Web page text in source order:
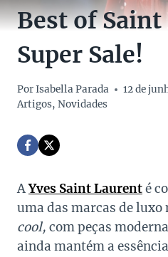
Best of
Super Sale!
PorIsabella Parada
12 de
Artigos, Novidades
AYves Saint Laurenté
uma das marcas de luxo
cool, com peças
ainda mantém a